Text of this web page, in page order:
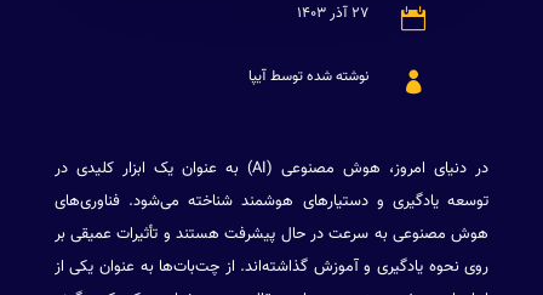
 ۲۷ آذر ۱۴۰۳
 نوشته شده توسط آیپا
در دنیای امروز، هوش مصنوعی (AI) به عنوان یک ابزار کلیدی در
توسعه یادگیری و دستیارهای هوشمند شناخته می‌شود. فناوری‌های
هوش مصنوعی به سرعت در حال پیشرفت هستند و تأثیرات عمیقی بر
روی نحوه یادگیری و آموزش گذاشته‌اند. از چت‌بات‌ها به عنوان یکی از